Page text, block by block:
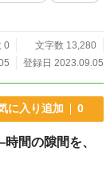
0
文字数 13,280
登録日 2023.09.05
に入り追加 0
間の隙間を、